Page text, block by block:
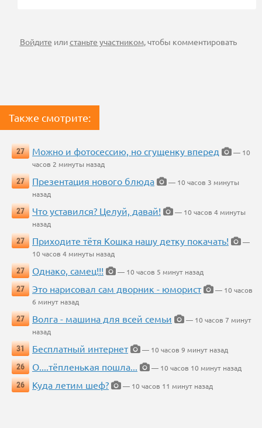
Войдите илистаньте участником, чтобы комментировать
Также смотрите:
27 Можно и фотосессию, но сгущенку вперед
— 10
часов 2 минуты назад
27
Презентация нового блюда
— 10 часов 3 минуты
назад
27
Что уставился? Целуй, давай!
— 10 часов 4 минуты
назад
27
Приходите тётя Кошка нашу детку покачать!
—
10 часов 4 минуты назад
27
Однако, самец!!!
— 10 часов 5 минут назад
27
Это нарисовал сам дворник - юморист
— 10 часов
6 минут назад
27
Волга - машина для всей семьи
— 10 часов 7 минут
назад
31
Бесплатный интернет
— 10 часов 9 минут назад
26
О....тёпленькая пошла...
— 10 часов 10 минут назад
26
Куда летим шеф? — 10 часов 11 минут назад